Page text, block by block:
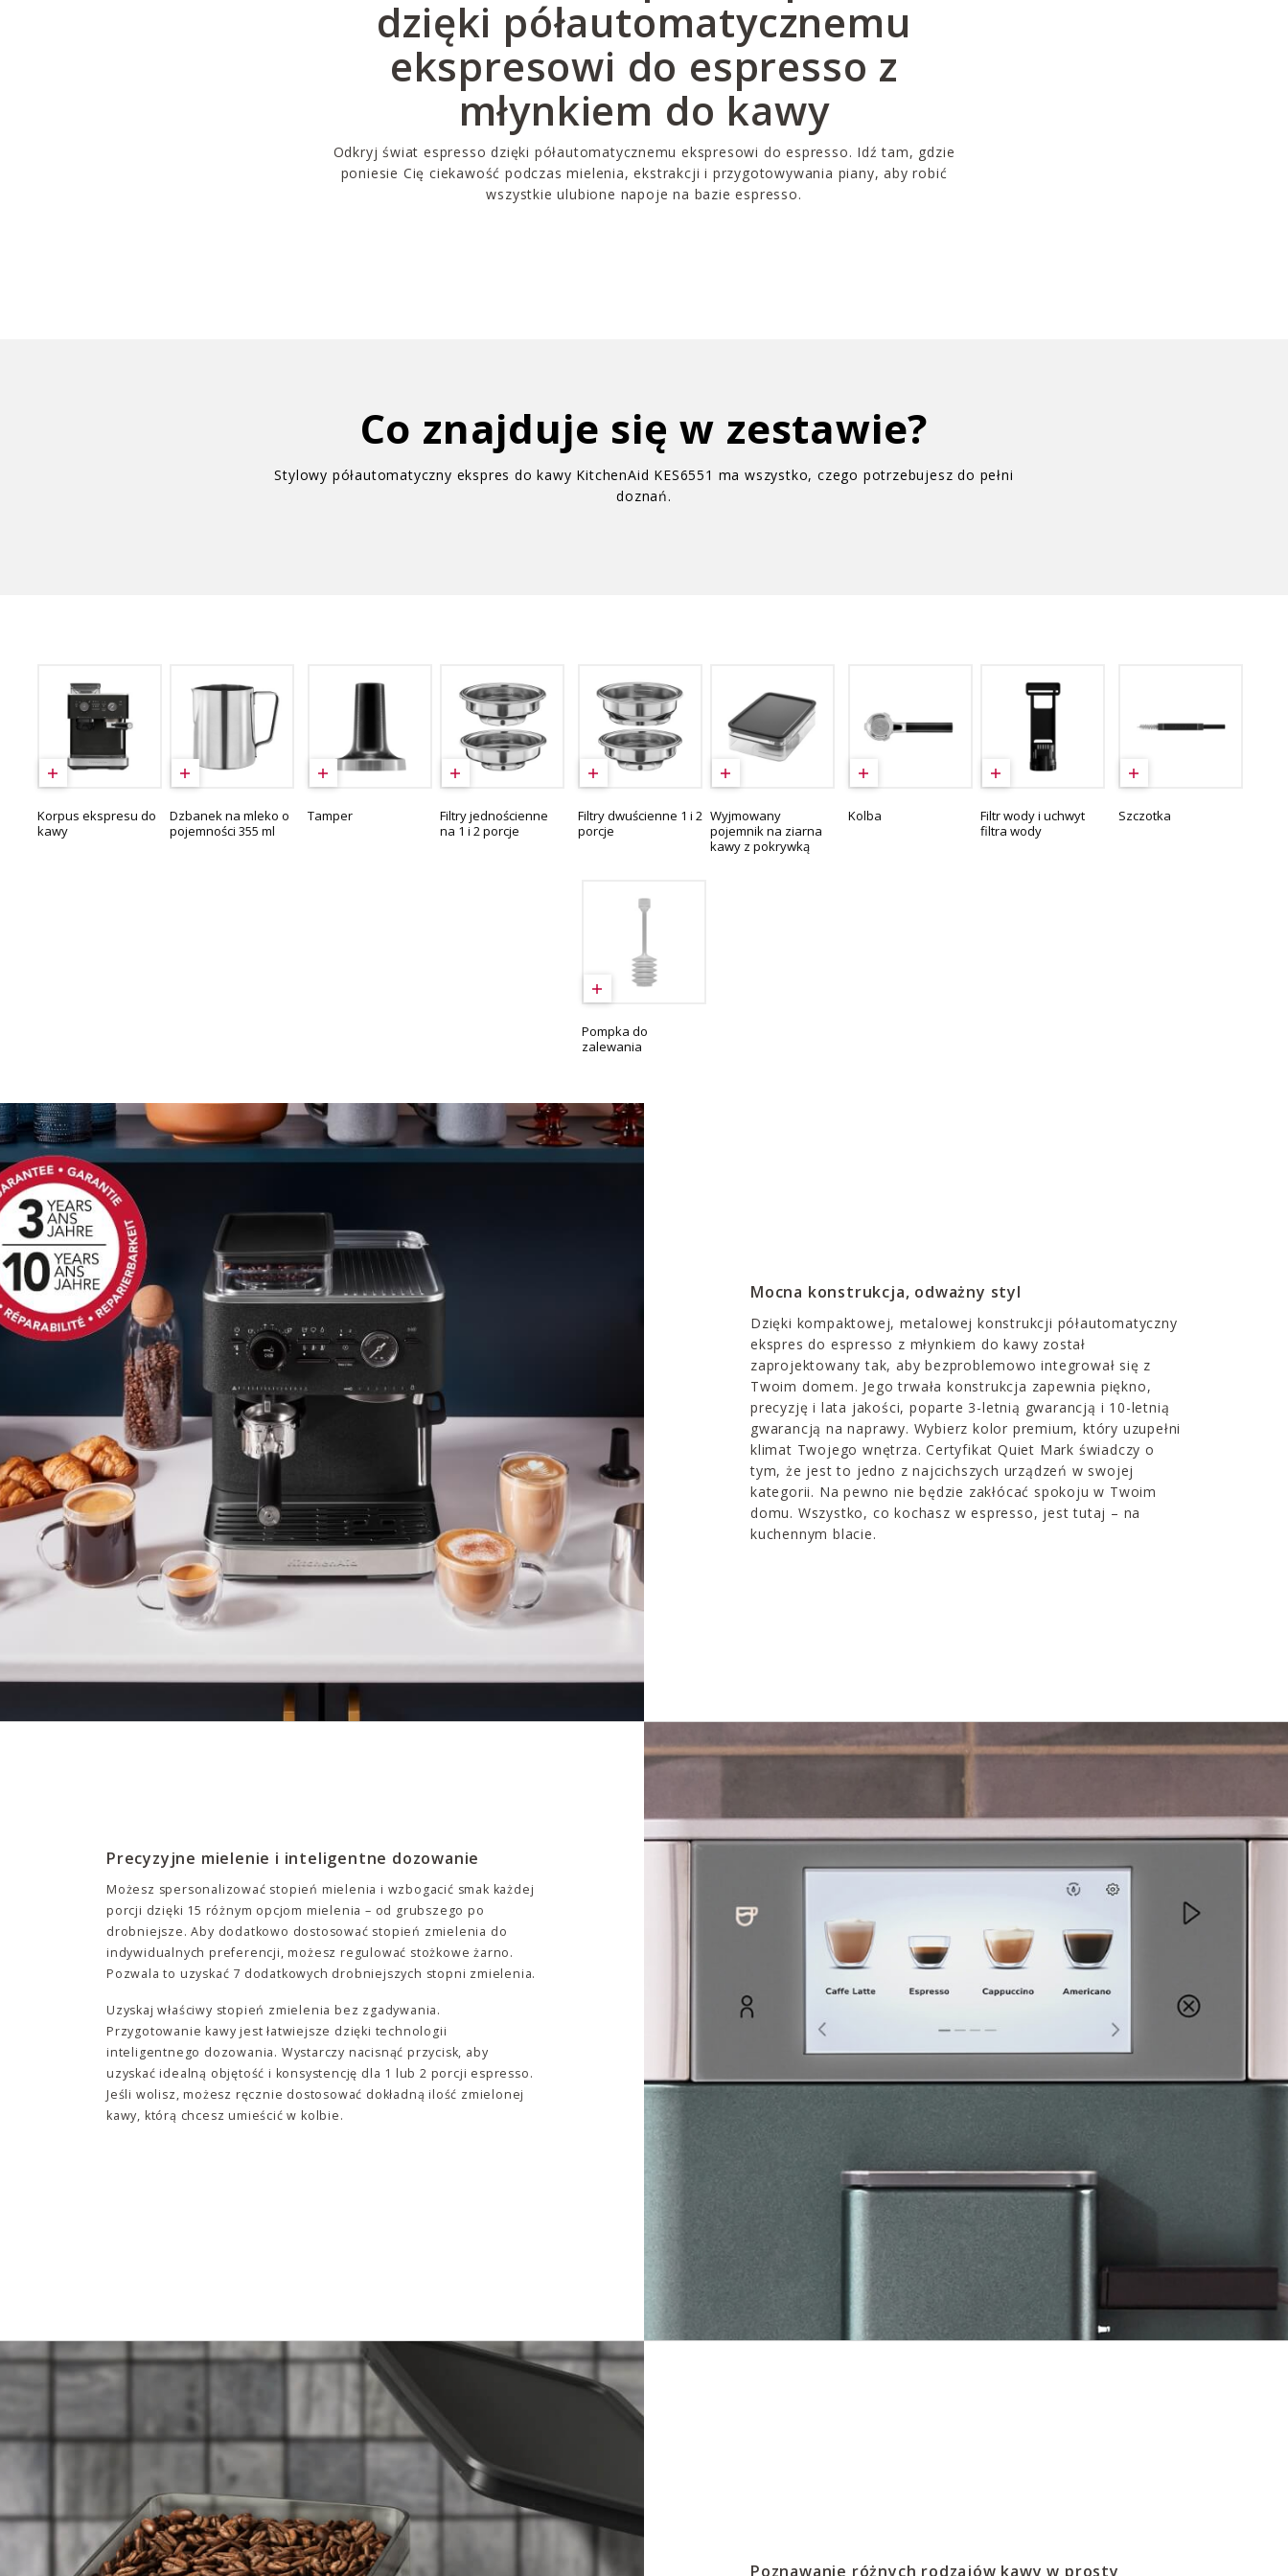
dzięki półautomatycznemu
ekspresowi do espresso z
młynkiem do kawy
Odkryj świat espresso dzięki półautomatycznemu ekspresowi do espresso. Idź tam, gdzie
poniesie Cię ciekawość podczas mielenia, ekstrakcji i przygotowywania piany, aby robić
wszystkie ulubione napoje na bazie espresso.
Co znajduje się w zestawie?
Stylowy półautomatyczny ekspres do kawy KitchenAid KES6551 ma wszystko, czego potrzebujesz do pełni
doznań.
Korpus ekspresu do
kawy
Dzbanek na mleko o
pojemności 355 ml
Tamper
Filtry jednościenne
na 1 i 2 porcje
Filtry dwuścienne 1 i 2
porcje
Wyjmowany
pojemnik na ziarna
kawy z pokrywką
Kolba
Filtr wody i uchwyt
filtra wody
Szczotka
Pompka do
zalewania
Mocna konstrukcja, odważny styl
Dzięki kompaktowej, metalowej konstrukcji półautomatyczny
ekspres do espresso z młynkiem do kawy został
zaprojektowany tak, aby bezproblemowo integrował się z
Twoim domem. Jego trwała konstrukcja zapewnia piękno,
precyzję i lata jakości, poparte 3-letnią gwarancją i 10-letnią
gwarancją na naprawy. Wybierz kolor premium, który uzupełni
klimat Twojego wnętrza. Certyfikat Quiet Mark świadczy o
tym, że jest to jedno z najcichszych urządzeń w swojej
kategorii. Na pewno nie będzie zakłócać spokoju w Twoim
domu. Wszystko, co kochasz w espresso, jest tutaj – na
kuchennym blacie.
Precyzyjne mielenie i inteligentne dozowanie
Możesz spersonalizować stopień mielenia i wzbogacić smak każdej
porcji dzięki 15 różnym opcjom mielenia – od grubszego po
drobniejsze. Aby dodatkowo dostosować stopień zmielenia do
indywidualnych preferencji, możesz regulować stożkowe żarno.
Pozwala to uzyskać 7 dodatkowych drobniejszych stopni zmielenia.
Uzyskaj właściwy stopień zmielenia bez zgadywania.
Przygotowanie kawy jest łatwiejsze dzięki technologii
inteligentnego dozowania. Wystarczy nacisnąć przycisk, aby
uzyskać idealną objętość i konsystencję dla 1 lub 2 porcji espresso.
Jeśli wolisz, możesz ręcznie dostosować dokładną ilość zmielonej
kawy, którą chcesz umieścić w kolbie.
Poznawanie różnych rodzajów kawy w prosty